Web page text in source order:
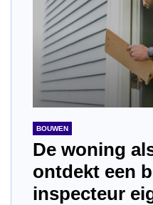
BOUWEN
De woning
ontdekt een
inspecteur